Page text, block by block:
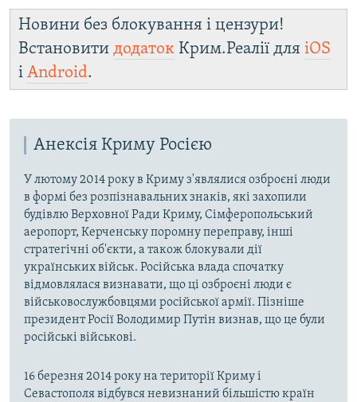
Новини без блокування і цензури!
Встановити додаток Крим.Реалії для iOS
і Android.
Анексія Криму Росією
У лютому 2014 року в Криму з'являлися озброєні люди
в формі без розпізнавальних знаків, які захопили
будівлю Верховної Ради Криму, Сімферопольський
аеропорт, Керченську поромну переправу, інші
стратегічні об'єкти, а також блокували дії
українських військ. Російська влада спочатку
відмовлялася визнавати, що ці озброєні люди є
військовослужбовцями російської армії. Пізніше
президент Росії Володимир Путін визнав, що це були
російські військові.
16 березня 2014 року на території Криму і
Севастополя відбувся невизнаний більшістю країн